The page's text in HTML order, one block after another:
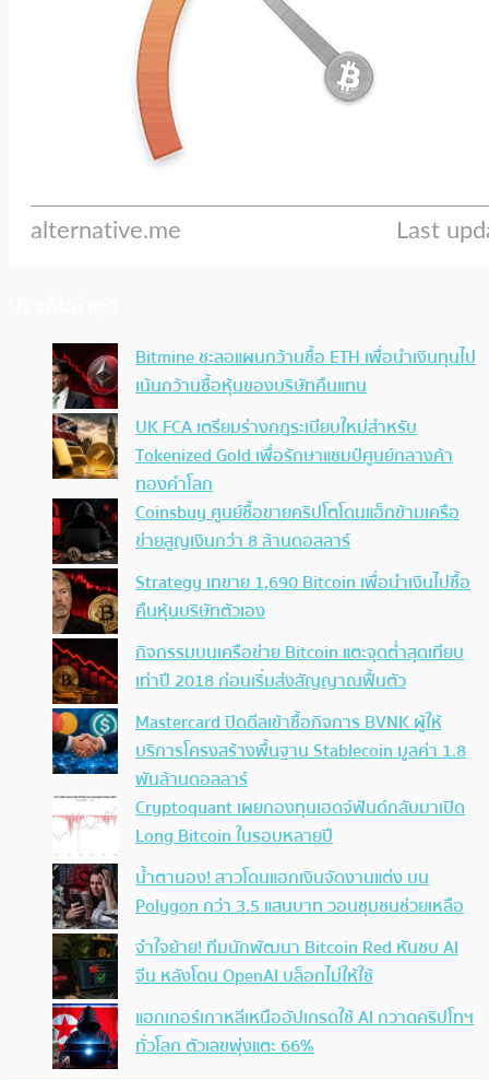
Bitmine ชะลอแผนกว้านซื้อ ETH เพื่อนำเงินทุนไป
เน้นกว้านซื้อหุ้นของบริษัทคืนแทน
UK FCA เตรียมร่างกฎระเบียบใหม่สำหรับ
Tokenized Gold เพื่อรักษาแชมป์ศูนย์กลางค้า
ทองคำโลก
Coinsbuy ศูนย์ซื้อขายคริปโตโดนแฮ็กข้ามเครือ
ข่ายสูญเงินกว่า 8 ล้านดอลลาร์
Strategy เทขาย 1,690 Bitcoin เพื่อนำเงินไปซื้อ
คืนหุ้นบริษัทตัวเอง
กิจกรรมบนเครือข่าย Bitcoin แตะจุดต่ำสุดเทียบ
เท่าปี 2018 ก่อนเริ่มส่งสัญญาณฟื้นตัว
Mastercard ปิดดีลเข้าซื้อกิจการ BVNK ผู้ให้
บริการโครงสร้างพื้นฐาน Stablecoin มูลค่า 1.8
พันล้านดอลลาร์
Cryptoquant เผยกองทุนเฮดจ์ฟันด์กลับมาเปิด
Long Bitcoin ในรอบหลายปี
น้ำตานอง! สาวโดนแฮกเงินจัดงานแต่ง บน
Polygon กว่า 3.5 แสนบาท วอนชุมชนช่วยเหลือ
จำใจย้าย! ทีมนักพัฒนา Bitcoin Red หันซบ AI
จีน หลังโดน OpenAI บล็อกไม่ให้ใช้
แฮกเกอร์เกาหลีเหนืออัปเกรดใช้ AI กวาดคริปโทฯ
ทั่วโลก ตัวเลขพุ่งแตะ 66%